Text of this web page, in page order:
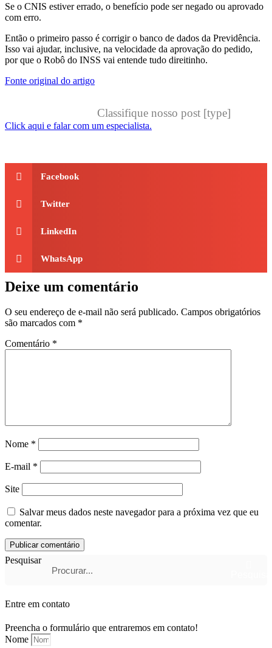
Se o CNIS estiver errado, o benefício pode ser negado ou aprovado
com erro.
Então o primeiro passo é corrigir o banco de dados da Previdência.
Isso vai ajudar, inclusive, na velocidade da aprovação do pedido,
por que o Robô do INSS vai entende tudo direitinho.
Fonte original do artigo
Classifique nosso post [type]
Click aqui e falar com um especialista.
Facebook
Twitter
LinkedIn
WhatsApp
Deixe um comentário
O seu endereço de e-mail não será publicado. Campos obrigatórios
são marcados com *
Comentário *
Nome *
E-mail *
Site
Salvar meus dados neste navegador para a próxima vez que eu
comentar.
Pesquisar
Entre em contato
Preencha o formulário que entraremos em contato!
Nome